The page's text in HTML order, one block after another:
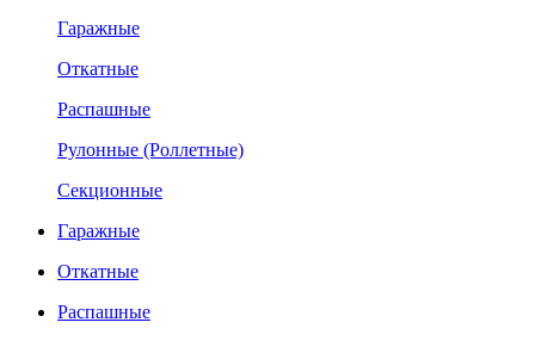
Гаражные
Откатные
Распашные
Рулонные (Роллетные)
Секционные
Гаражные
Откатные
Распашные